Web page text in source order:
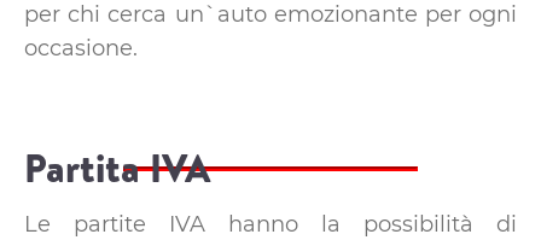
per chi cerca un`auto emozionante per ogni
occasione.
Partita IVA
Le partite IVA hanno la possibilità di